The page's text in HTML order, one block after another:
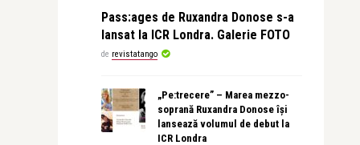
Pass:ages de Ruxandra Donose s-a
lansat la ICR Londra. Galerie FOTO
de revistatango
„Pe:trecere” – Marea mezzo-
soprană Ruxandra Donose își
lansează volumul de debut la
ICR Londra